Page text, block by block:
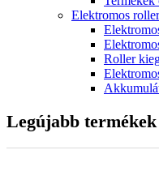
Elektromos
Roller
Legújabb termékek